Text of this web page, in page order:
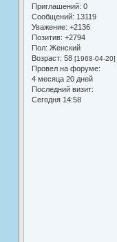
Приглашений: 0
Сообщений: 13119
Уважение: +2136
Позитив: +2794
Пол: Женский
Возраст: 58 [1968-04-20]
Провел на форуме:
4 месяца 20 дней
Последний визит:
Сегодня 14:58